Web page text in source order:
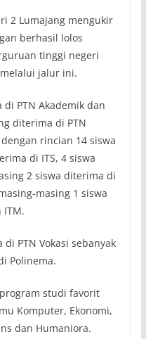
2 Lumajang mengukir
berhasil lolos
tinggi negeri
jalur ini.
PTN Akademik dan
diterima di PTN
rincian 14 siswa
di ITS, 4 siswa
2 siswa diterima di
masing 1 siswa
ITM.
PTN Vokasi sebanyak
Polinema.
studi favorit
Komputer, Ekonomi,
dan Humaniora.